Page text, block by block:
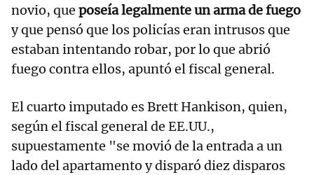
novio, que poseía legalmente un arma de fuego
y que pensó que los policías eran intrusos que
estaban intentando robar, por lo que abrió
fuego contra ellos, apuntó el fiscal general.
El cuarto imputado es Brett Hankison, quien,
según el fiscal general de EE.UU.,
supuestamente "se movió de la entrada a un
lado del apartamento y disparó diez disparos